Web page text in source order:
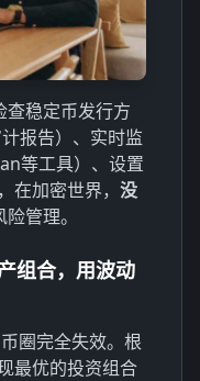
查稳定币发行方
报告）、实时监
等工具）、设置
在加密世界， 没
管理。
组合，用波动
圈完全失效。根
最优的投资组合